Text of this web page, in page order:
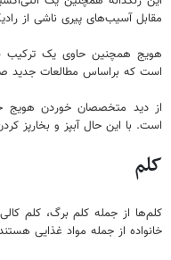
مقابل آسیب‌های پیری ناشی از
هویج همچنین حاوی یک ترکیب
است که براساس مطالعات جدید
از دید متخصصان خوردن هویج
است. با این حال آبپز و بخارپز
کلم
کلم‌ها از جمله کلم‌ برگ، کلم
خانواده از جمله مواد غذایی